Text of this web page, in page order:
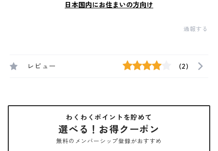
日本国内にお住まいの方向け
通報する
レビュー (2)
わくわくポイントを貯めて
選べる！お得クーポン
無料のメンバーシップ登録がおすすめ